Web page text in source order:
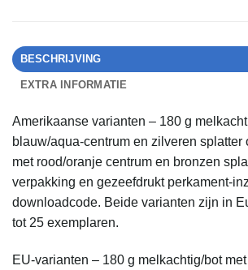
BESCHRIJVING
EXTRA INFORMATIE
Amerikaanse varianten – 180 g
blauw/aqua-centrum en zilveren splatter
met rood/oranje centrum en bronzen
verpakking en gezeefdrukt perkament-
downloadcode. Beide varianten zijn in
tot 25 exemplaren.
EU-varianten – 180 g melkachtig/bot